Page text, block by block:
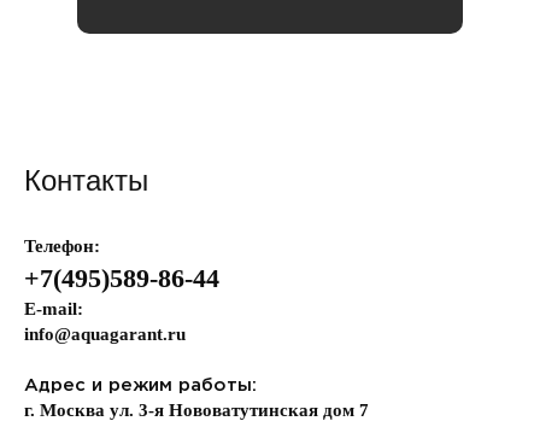
Контакты
Телефон:
+7(495)589-86-44
E-mail:
info@aquagarant.ru
Адрес и режим работы:
г. Москва ул. 3-я Нововатутинская дом 7